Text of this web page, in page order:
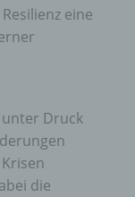
eine
unter Druck
die